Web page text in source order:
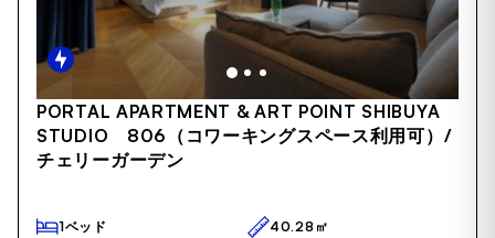
Item
1
of
18
PORTAL APARTMENT & ART POINT SHIBUYA
STUDIO 806（コワーキングスペース利用可）/
チェリーガーデン
1ベッド 40.28㎡